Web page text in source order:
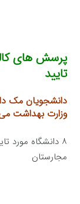
پرسش های
تایید
دانشجویان مک
وزارت بهداشت می
مجارستان